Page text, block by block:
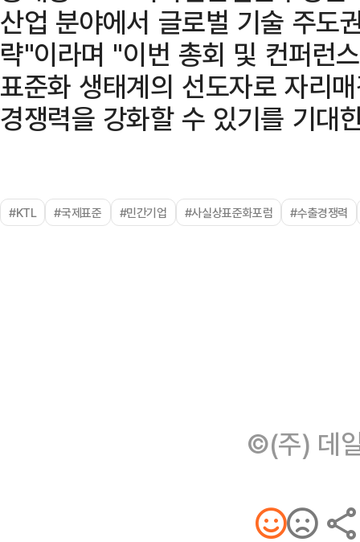
산업 분야에서 글로벌 기술 주도
략"이라며 "이번 총회 및 컨퍼런
표준화 생태계의 선도자로 자리
경쟁력을 강화할 수 있기를 기대
#KTL #국제표준 #민간기업 #사실상표준화포럼 #수출경쟁력
©(주) 데